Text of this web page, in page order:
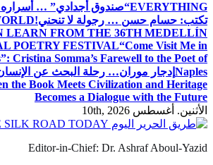
EVERYTHING“صندوق أجدادي” … أسراره
تكتب: حسام حسن … رجولة لا تنحني!
LEARN FROM THE 36TH MEDELLÍN
POETRY FESTIVAL“Come Visit Me in
Cristina Somma’s Farewell to the Poet of
Naples إدجار موران… رحلة البحث عن
the Book Meets Civilization and Heritage
Becomes a Dialogue with the Future
الأثنين. أغسطس 10th, 2026
Editor-in-Chief: Dr. Ashraf Aboul-Yazid